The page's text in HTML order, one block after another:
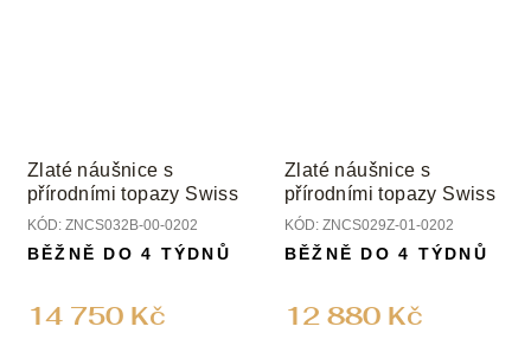
Zlaté náušnice s
přírodními topazy Swiss
KÓD: ZNCS032B-00-0202
14 750 Kč
BĚŽNĚ DO 4 TÝDNŮ
Zlaté náušnice s
přírodními topazy Swiss
KÓD: ZNCS029Z-01-0202
12 880 Kč
BĚŽNĚ DO 4 TÝDNŮ